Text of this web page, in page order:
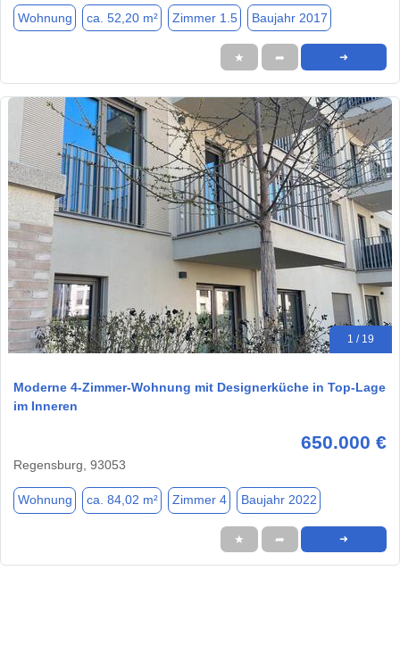
Wohnung ca. 52,20 m² Zimmer 1.5 Baujahr 2017
★ ➦ ➜
1 / 19
Moderne 4-Zimmer-Wohnung mit Designerküche in Top-Lage
im Inneren
650.000 €
Regensburg, 93053
Wohnung ca. 84,02 m² Zimmer 4 Baujahr 2022
★ ➦ ➜